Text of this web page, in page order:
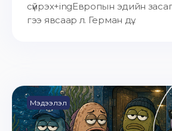
сүйрэх+ingЕвропын эдийн засаг
гээ явсаар л. Герман дү...
Мэдээлэл